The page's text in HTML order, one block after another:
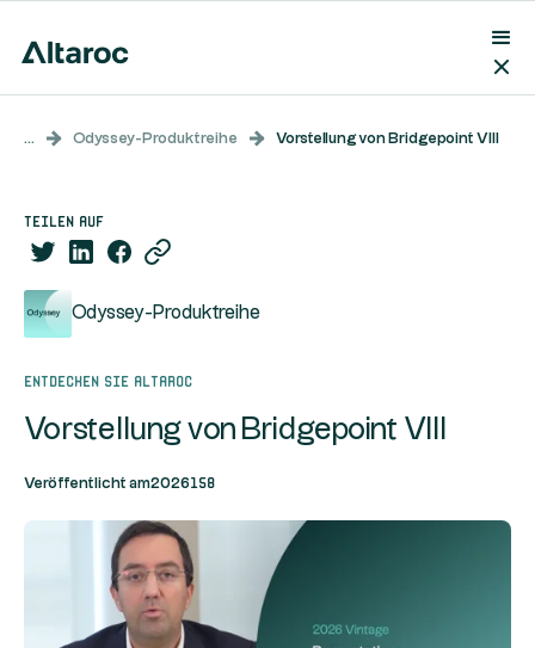
... Odyssey-Produktreihe Vorstellung von Bridgepoint VIII
teilen auf
Odyssey-Produktreihe
Entdecken Sie Altaroc
Vorstellung von Bridgepoint VIII
Veröffentlicht am2026158